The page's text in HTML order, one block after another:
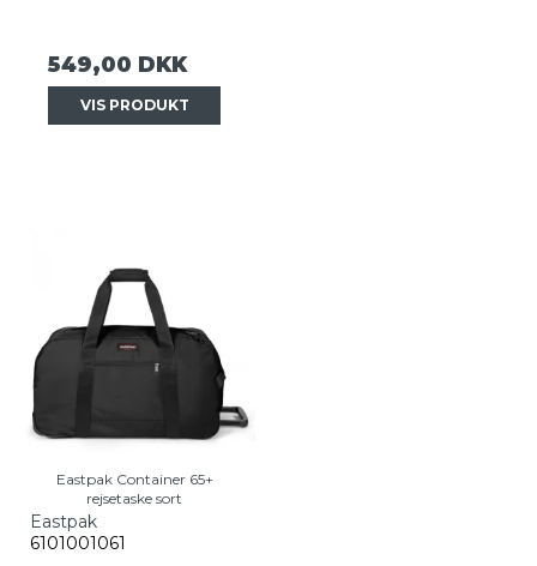
549,00 DKK
VIS PRODUKT
Eastpak Container 65+
rejsetaske sort
Eastpak
6101001061